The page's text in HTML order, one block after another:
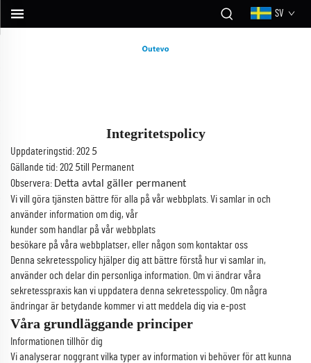
SV
Integritetspolicy
Uppdateringstid: 202 5
Gällande tid: 202 5till Permanent
Observera: Detta avtal gäller permanent
Vi vill göra tjänsten bättre för alla på vår webbplats. Vi samlar in och
använder information om dig, vår
kunder som handlar på vår webbplats
besökare på våra webbplatser, eller någon som kontaktar oss
Denna sekretesspolicy hjälper dig att bättre förstå hur vi samlar in,
använder och delar din personliga information. Om vi ändrar våra
sekretesspraxis kan vi uppdatera denna sekretesspolicy. Om några
ändringar är betydande kommer vi att meddela dig via e-post
Våra grundläggande principer
Informationen tillhör dig
Vi analyserar noggrant vilka typer av information vi behöver för att kunna